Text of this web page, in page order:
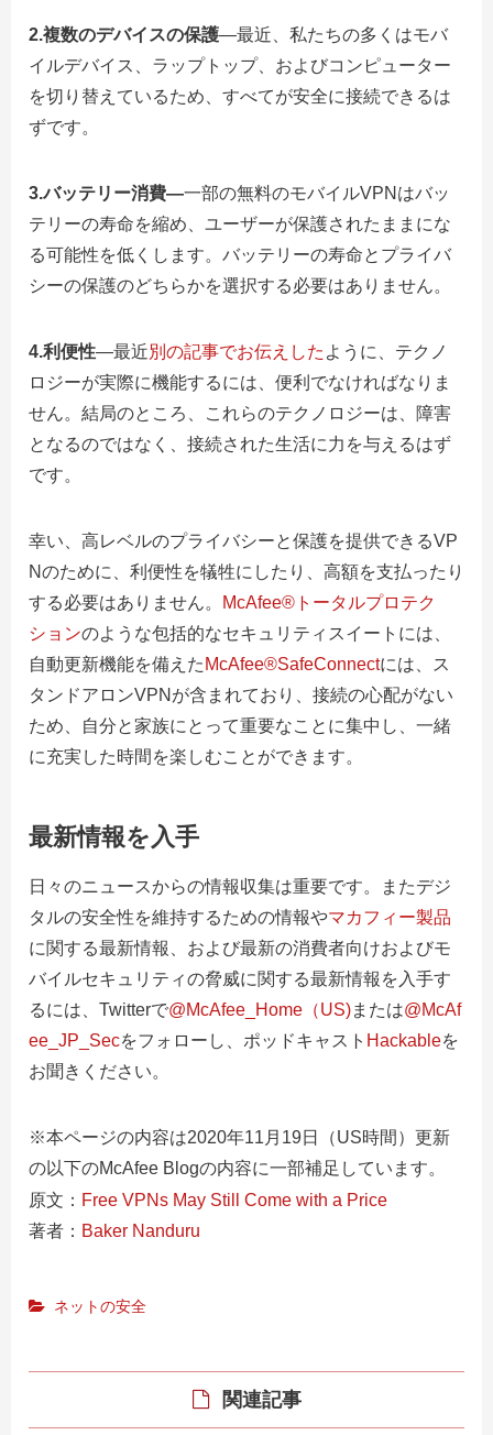
2.複数のデバイスの保護—最近、私たちの多くはモバ
イルデバイス、ラップトップ、およびコンピューター
を切り替えているため、すべてが安全に接続できるは
ずです。
3.バッテリー消費—一部の無料のモバイルVPNはバッ
テリーの寿命を縮め、ユーザーが保護されたままにな
る可能性を低くします。バッテリーの寿命とプライバ
シーの保護のどちらかを選択する必要はありません。
4.利便性—最近別の記事でお伝えした ように、テクノ
ロジーが実際に機能するには、便利でなければなりま
せん。結局のところ、これらのテクノロジーは、障害
となるのではなく、接続された生活に力を与えるはず
です。
幸い、高レベルのプライバシーと保護を提供できるVP
Nのために、利便性を犠牲にしたり、高額を支払ったり
する必要はありません。
McAfee®トータルプロテク
ションのような包括的なセキュリティスイートには、
自動更新機能を備えた McAfee®SafeConnectには、
ス
タンドアロンVPNが含まれており、接続の心配がない
ため、自分と家族にとって重要なことに集中し、一緒
に充実した時間を楽しむことができます。
最新情報を入手
日々のニュースからの情報収集は重要です。またデジ
タルの安全性を維持するための情報やマカフィー製品
に関する最新情報、および最新の消費者向けおよびモ
バイルセキュリティの脅威に関する最新情報を入手す
るには、 Twitterで@McAfee_Home（US)または@McAf
ee_JP_Secをフォローし、ポッドキャスト Hackableを
お聞き ください。
※本ページの内容は2020年11月19日（US時間）更新
の以下のMcAfee Blogの内容に一部補足しています。
原文： Free VPNs May Still Come with a Price
著者： Baker Nanduru
ネットの安全
関連記事